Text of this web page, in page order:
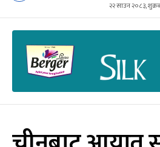
२२ साउन २०८३,